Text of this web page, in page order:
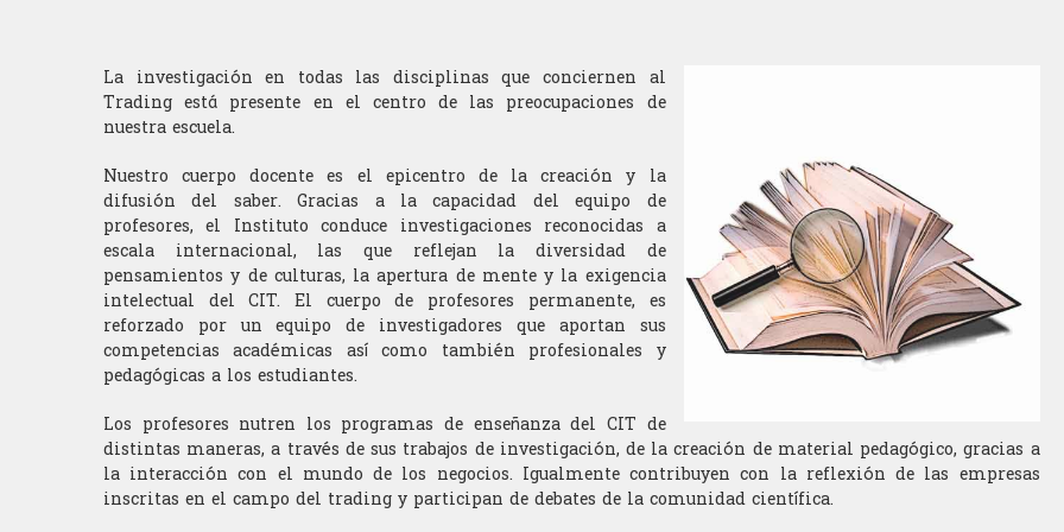
La investigación en todas las disciplinas que conciernen al
Trading está presente en el centro de las preocupaciones de
nuestra escuela.
Nuestro cuerpo docente es el epicentro de la creación y la
difusión del saber. Gracias a la capacidad del equipo de
profesores, el Instituto conduce investigaciones reconocidas a
escala internacional, las que reflejan la diversidad de
pensamientos y de culturas, la apertura de mente y la exigencia
intelectual del CIT. El cuerpo de profesores permanente, es
reforzado por un equipo de investigadores que aportan sus
competencias académicas así como también profesionales y
pedagógicas a los estudiantes.
Los profesores nutren los programas de enseñanza del CIT de
distintas maneras, a través de sus trabajos de investigación, de la creación de material pedagógico, gracias a
la interacción con el mundo de los negocios. Igualmente contribuyen con la reflexión de las empresas
inscritas en el campo del trading y participan de debates de la comunidad científica.